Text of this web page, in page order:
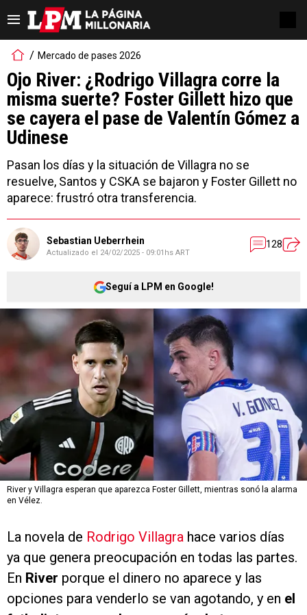
Mercado de pases 2026
Ojo River: ¿Rodrigo Villagra corre la
misma suerte? Foster Gillett hizo que
se cayera el pase de Valentín Gómez a
Udinese
Pasan los días y la situación de Villagra no se
resuelve, Santos y CSKA se bajaron y Foster Gillett no
aparece: frustró otra transferencia.
Sebastian Ueberrhein
Actualizado el 24/02/2025 - 09:01hs ART
128
Seguí a LPM en Google!
River y Villagra esperan que aparezca Foster Gillett, mientras sonó la alarma
en Vélez.
La novela de Rodrigo Villagra hace varios días
ya que genera preocupación en todas las partes.
En River porque el dinero no aparece y las
opciones para venderlo se van agotando, y en el